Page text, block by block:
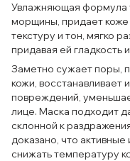
Увлажняющая формула
морщины, придает коже
текстуру и тон, мягко
придавая ей гладкость
Заметно сужает поры,
кожи, восстанавливает
повреждений,
лице. Маска подходит
склонной к
доказано, что
снижать температуру